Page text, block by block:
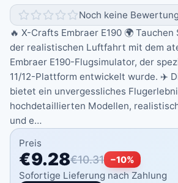
Noch keine
🔥 X-Crafts Embraer E190 🌍
der realistischen Luftfahrt mit dem
Embraer E190-Flugsimulator, der
11/12-Plattform entwickelt wurde. ✈️
bietet ein unvergessliches
hochdetaillierten Modellen,
und e…
Preis
€9.28€10.31 −10%
Sofortige Lieferung nach Zahlung